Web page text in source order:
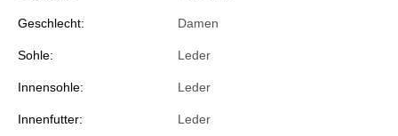
Geschlecht: Damen
Sohle: Leder
Innensohle: Leder
Innenfutter: Leder